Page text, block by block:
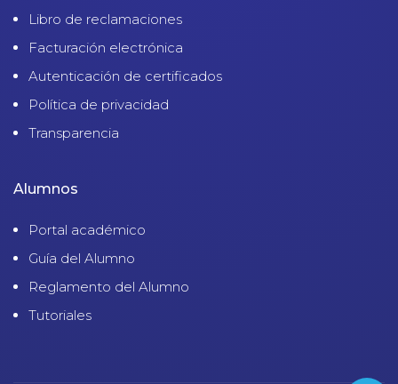
Libro de reclamaciones
Facturación electrónica
Autenticación de certificados
Política de privacidad
Transparencia
Alumnos
Portal académico
Guía del Alumno
Reglamento del Alumno
Tutoriales